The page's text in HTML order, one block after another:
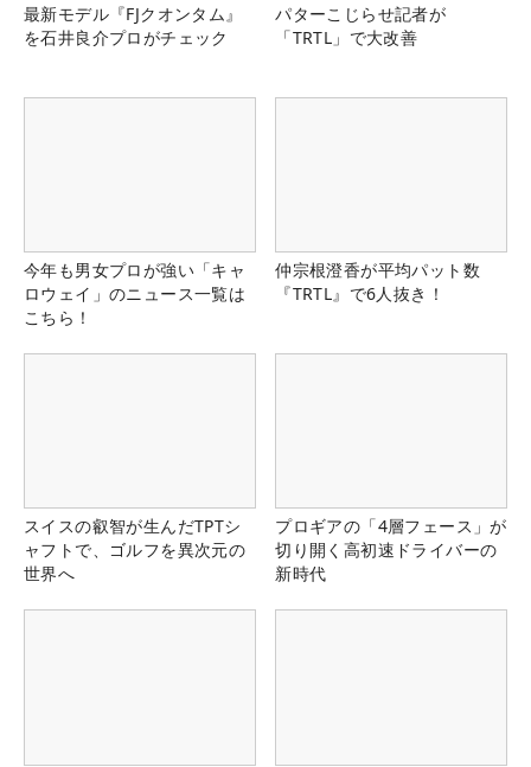
最新モデル『FJクオンタム』
を石井良介プロがチェック
パターこじらせ記者が
「TRTL」で大改善
今年も男女プロが強い「キャ
ロウェイ」のニュース一覧は
こちら！
仲宗根澄香が平均パット数
『TRTL』で6人抜き！
スイスの叡智が生んだTPTシ
ャフトで、ゴルフを異次元の
世界へ
プロギアの「4層フェース」が
切り開く高初速ドライバーの
新時代